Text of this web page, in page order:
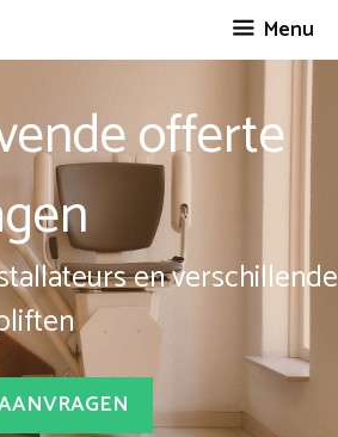
Menu
offerte
en verschillende